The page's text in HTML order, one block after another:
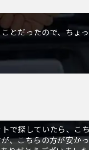
とだったので、ちょ
で探していたら、こ
こちらの方が安か